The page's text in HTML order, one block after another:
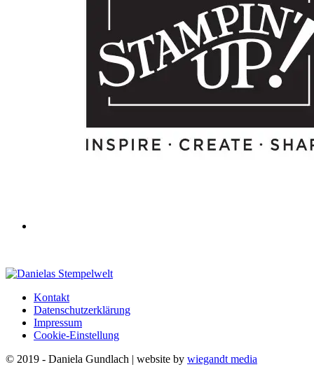
Kontakt
Datenschutzerklärung
Impressum
Cookie-Einstellung
© 2019 - Daniela Gundlach | website by wiegandt media